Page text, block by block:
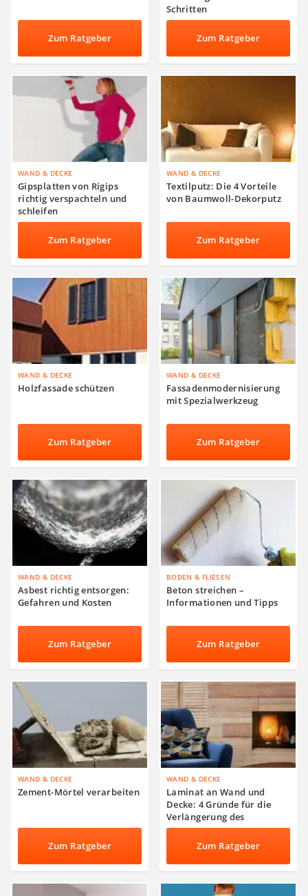
Zum Ratgeber
Schritten
Zum Ratgeber
WAND & DECKE
Gipsplatten von Rigips
richtig verspachteln und
schleifen
Zum Ratgeber
WAND & DECKE
Textilputz: Die 4 Vorteile
von Baumwoll-Dekorputz
Zum Ratgeber
WAND & DECKE
Holzfassade schützen
Zum Ratgeber
WAND & DECKE
Fassadenmodernisierung
mit Spezialwerkzeug
Zum Ratgeber
WAND & DECKE
Asbest richtig entsorgen:
Gefahren und Kosten
Zum Ratgeber
BODEN & FLIESEN
Beton streichen –
Informationen und Tipps
Zum Ratgeber
WAND & DECKE
Zement-Mörtel verarbeiten
Zum Ratgeber
WAND & DECKE
Laminat an Wand und
Decke: 4 Gründe für die
Verlängerung des
Laminatbodens
Zum Ratgeber